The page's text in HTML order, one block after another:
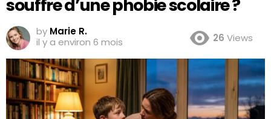
souffre d’une phobie scolaire ?
by Marie R.
il y a environ 6 mois
26 Views